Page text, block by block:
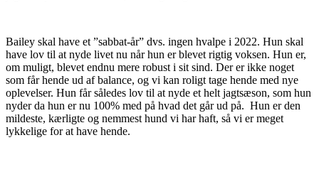
Bailey skal have et ”sabbat-år” dvs. ingen hvalpe i 2022. Hun skal
have lov til at nyde livet nu når hun er blevet rigtig voksen. Hun er,
om muligt, blevet endnu mere robust i sit sind. Der er ikke noget
som får hende ud af balance, og vi kan roligt tage hende med nye
oplevelser. Hun får således lov til at nyde et helt jagtsæson, som hun
nyder da hun er nu 100% med på hvad det går ud på. Hun er den
mildeste, kærligte og nemmest hund vi har haft, så vi er meget
lykkelige for at have hende.